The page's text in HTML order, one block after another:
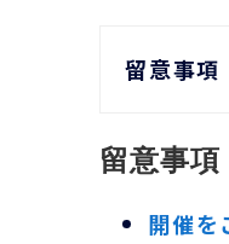
留意事項
留意事項
開催を